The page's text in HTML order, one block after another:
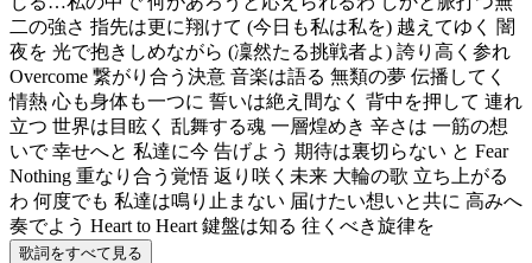
二の強さ 指先は更に翔けて (今日も私は私を) 越えてゆく 闇
夜を 光で抱きしめながら (凜然たる挑戦者よ) 誇り高く参れ
Overcome 繋がり合う決意 音楽は語る 無類の夢 伝播してく
情熱 心も身体も一つに 誓いは絶え間なく 背中を押して 連れ
立つ 世界は目眩く 乱舞する魂 一層煌めき 辛さは 一筋の想
いで 幸せへと 私達に今 告げよう 期待は裏切らない と Fear
Nothing 重なり合う覚悟 返り咲く未来 大輪の歌 立ち上がる
わ 何度でも 私達は鳴り止まない 届けたい想いと共に 高みへ
奏でよう Heart to Heart 鍵盤は知る 往くべき旋律を
歌詞をすべて見る